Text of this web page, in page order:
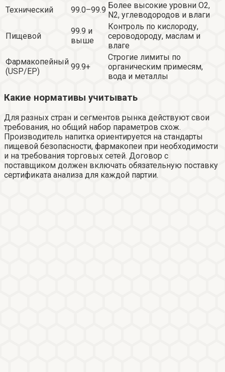
Технический
99.0–99.9 Более высокие уровни O2,
N2, углеводородов и влаги
Пищевой
99.9 и
выше
Контроль по кислороду,
сероводороду, маслам и
влаге
Фармакопейный
(USP/EP)
99.9+
Строгие лимиты по
органическим примесям,
вода и металлы
Какие нормативы учитывать
Для разных стран и сегментов рынка действуют свои
требования, но общий набор параметров схож.
Производитель напитка ориентируется на стандарты
пищевой безопасности, фармакопеи при необходимости
и на требования торговых сетей. Договор с
поставщиком должен включать обязательную поставку
сертификата анализа для каждой партии.